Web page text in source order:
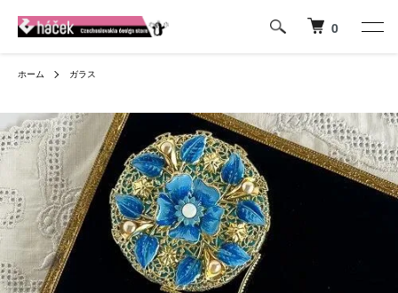
0
ホーム ガラス